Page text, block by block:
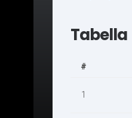
Tabella
#
1